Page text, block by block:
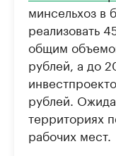
минсельхоз в
реализовать
общим
рублей, а до
рублей.
территориях
рабочих мест.